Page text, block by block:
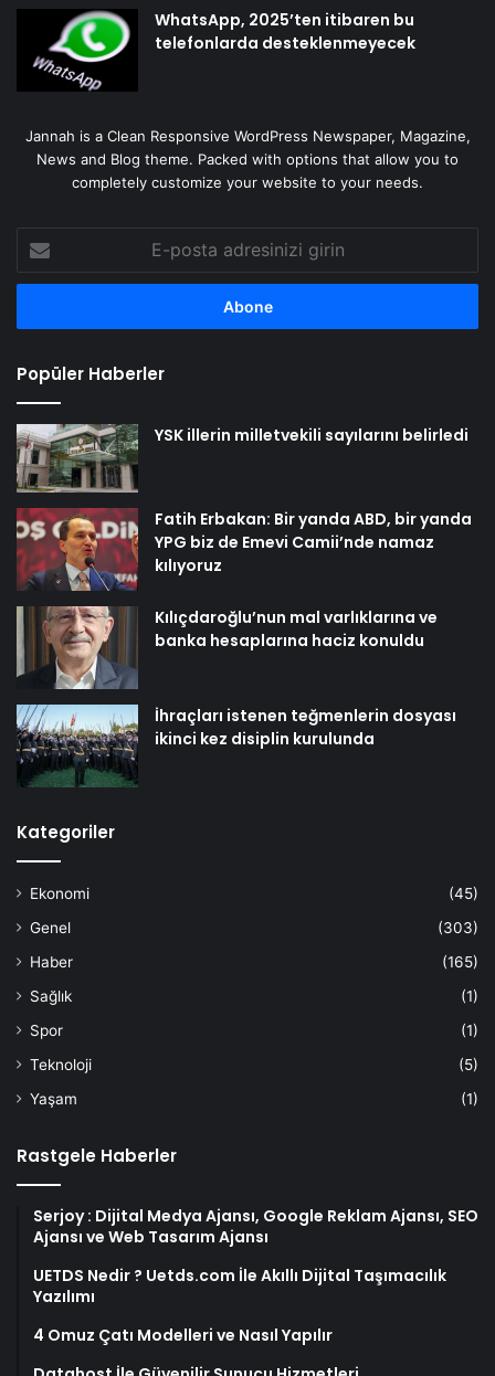
WhatsApp, 2025’ten itibaren bu
telefonlarda desteklenmeyecek
Jannah is a Clean Responsive WordPress Newspaper, Magazine,
News and Blog theme. Packed with options that allow you to
completely customize your website to your needs.
posta
adresinizi
Popüler Haberler
YSK illerin milletvekili sayılarını belirledi
Fatih Erbakan: Bir yanda ABD, bir yanda
YPG biz de Emevi Camii’nde namaz
kılıyoruz
Kılıçdaroğlu’nun mal varlıklarına ve
banka hesaplarına haciz konuldu
İhraçları istenen teğmenlerin dosyası
ikinci kez disiplin kurulunda
Kategoriler
Ekonomi
(45)
Genel
(303)
Haber
(165)
Sağlık
(1)
Spor
(1)
Teknoloji
(5)
Yaşam
(1)
Rastgele Haberler
Serjoy : Dijital Medya Ajansı, Google Reklam Ajansı, SEO
Ajansı ve Web Tasarım Ajansı
UETDS Nedir ? Uetds.com İle Akıllı Dijital Taşımacılık
Yazılımı
4 Omuz Çatı Modelleri ve Nasıl Yapılır